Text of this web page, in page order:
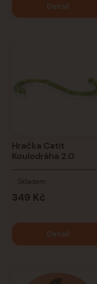
Detail
Hračka Catit
Koulodráha 2.0
349 Kč
Skladem
Detail